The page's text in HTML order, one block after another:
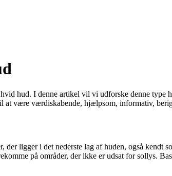
hud. I denne artikel vil vi udforske denne type
at være værdiskabende, hjælpsom, informativ,
ligger i det nederste lag af huden, også kendt
på områder, der ikke er udsat for sollys.